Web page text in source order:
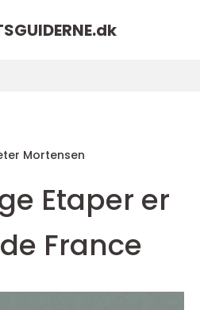
dk
Mortensen
Etaper er
France